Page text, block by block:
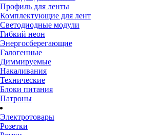
Профиль для ленты
Комплектующие для лент
Светодиодные модули
Гибкий неон
Энергосберегающие
Галогенные
Диммируемые
Накаливания
Технические
Блоки питания
Патроны
Электротовары
Розетки